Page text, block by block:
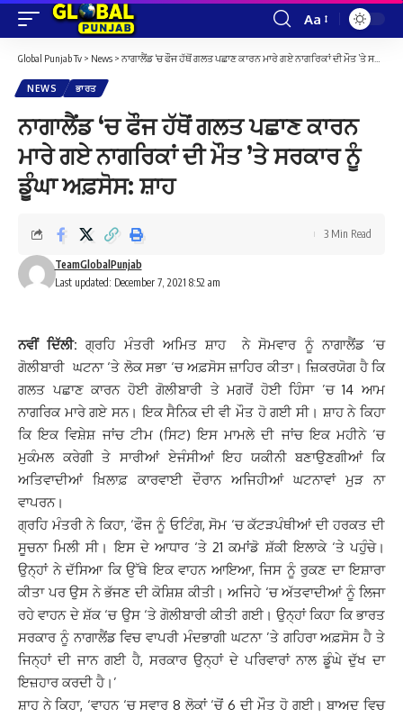
Font
Resizer
Aa
Global Punjab Tv > News > ਨਾਗਾਲੈਂਡ ‘ਚ ਫੌਜ ਹੱਥੋਂ ਗਲਤ ਪਛਾਣ ਕਾਰਨ ਮਾਰੇ ਗਏ ਨਾਗਰਿਕਾਂ ਦੀ ਮੌਤ ’ਤੇ ਸਰਕਾਰ ਨੂੰ ਡੂੰਘਾ ਅਫ਼ਸੋਸ: ਸ਼ਾਹ
NEWS ਭਾਰਤ
ਨਾਗਾਲੈਂਡ ‘ਚ ਫੌਜ ਹੱਥੋਂ ਗਲਤ ਪਛਾਣ ਕਾਰਨ
ਮਾਰੇ ਗਏ ਨਾਗਰਿਕਾਂ ਦੀ ਮੌਤ ’ਤੇ ਸਰਕਾਰ ਨੂੰ
ਡੂੰਘਾ ਅਫ਼ਸੋਸ: ਸ਼ਾਹ
Last updated: December 7, 2021 8:52 am
TeamGlobalPunjab
3 Min Read
ਨਵੀਂ ਦਿੱਲੀ:ਗ੍ਰਹਿ ਮੰਤਰੀ ਅਮਿਤ ਸ਼ਾਹ ਨੇ ਸੋਮਵਾਰ ਨੂੰ ਨਾਗਾਲੈਂਡ ‘ਚ
ਗੋਲੀਬਾਰੀ ਘਟਨਾ ‘ਤੇ ਲੋਕ ਸਭਾ ‘ਚ ਅਫ਼ਸੋਸ ਜ਼ਾਹਿਰ ਕੀਤਾ। ਜ਼ਿਕਰਯੋਗ ਹੈ ਕਿ
ਗਲਤ ਪਛਾਣ ਕਾਰਨ ਹੋਈ ਗੋਲੀਬਾਰੀ ਤੇ ਮਗਰੋਂ ਹੋਈ ਹਿੰਸਾ ’ਚ 14 ਆਮ
ਨਾਗਰਿਕ ਮਾਰੇ ਗਏ ਸਨ। ਇਕ ਸੈਨਿਕ ਦੀ ਵੀ ਮੌਤ ਹੋ ਗਈ ਸੀ। ਸ਼ਾਹ ਨੇ ਕਿਹਾ
ਕਿ ਇਕ ਵਿਸ਼ੇਸ਼ ਜਾਂਚ ਟੀਮ (ਸਿਟ) ਇਸ ਮਾਮਲੇ ਦੀ ਜਾਂਚ ਇਕ ਮਹੀਨੇ ’ਚ
ਮੁਕੰਮਲ ਕਰੇਗੀ ਤੇ ਸਾਰੀਆਂ ਏਜੰਸੀਆਂ ਇਹ ਯਕੀਨੀ ਬਣਾਉਣਗੀਆਂ ਕਿ
ਅਤਿਵਾਦੀਆਂ ਖ਼ਿਲਾਫ਼ ਕਾਰਵਾਈ ਦੌਰਾਨ ਅਜਿਹੀਆਂ ਘਟਨਾਵਾਂ ਮੁੜ ਨਾ
ਵਾਪਰਨ।
ਗ੍ਰਹਿ ਮੰਤਰੀ ਨੇ ਕਿਹਾ, ‘ਫੌਜ ਨੂੰ ਓਟਿੰਗ, ਸੋਮ ‘ਚ ਕੱਟੜਪੰਥੀਆਂ ਦੀ ਹਰਕਤ ਦੀ
ਸੂਚਨਾ ਮਿਲੀ ਸੀ। ਇਸ ਦੇ ਆਧਾਰ ‘ਤੇ 21 ਕਮਾਂਡੋ ਸ਼ੱਕੀ ਇਲਾਕੇ ‘ਤੇ ਪਹੁੰਚੇ।
ਉਨ੍ਹਾਂ ਨੇ ਦੱਸਿਆ ਕਿ ਉੱਥੇ ਇਕ ਵਾਹਨ ਆਇਆ, ਜਿਸ ਨੂੰ ਰੁਕਣ ਦਾ ਇਸ਼ਾਰਾ
ਕੀਤਾ ਪਰ ਉਸ ਨੇ ਭੱਜਣ ਦੀ ਕੋਸ਼ਿਸ਼ ਕੀਤੀ। ਅਜਿਹੇ ‘ਚ ਅੱਤਵਾਦੀਆਂ ਨੂੰ ਲਿਜਾ
ਰਹੇ ਵਾਹਨ ਦੇ ਸ਼ੱਕ ‘ਚ ਉਸ ‘ਤੇ ਗੋਲੀਬਾਰੀ ਕੀਤੀ ਗਈ। ਉਨ੍ਹਾਂ ਕਿਹਾ ਕਿ ਭਾਰਤ
ਸਰਕਾਰ ਨੂੰ ਨਾਗਾਲੈਂਡ ਵਿਚ ਵਾਪਰੀ ਮੰਦਭਾਗੀ ਘਟਨਾ ’ਤੇ ਗਹਿਰਾ ਅਫ਼ਸੋਸ ਹੈ ਤੇ
ਜਿਨ੍ਹਾਂ ਦੀ ਜਾਨ ਗਈ ਹੈ, ਸਰਕਾਰ ਉਨ੍ਹਾਂ ਦੇ ਪਰਿਵਾਰਾਂ ਨਾਲ ਡੂੰਘੇ ਦੁੱਖ ਦਾ
ਇਜ਼ਹਾਰ ਕਰਦੀ ਹੈ।’
ਸ਼ਾਹ ਨੇ ਕਿਹਾ, ‘ਵਾਹਨ ‘ਚ ਸਵਾਰ 8 ਲੋਕਾਂ ‘ਚੋਂ 6 ਦੀ ਮੌਤ ਹੋ ਗਈ। ਬਾਅਦ ਵਿਚ